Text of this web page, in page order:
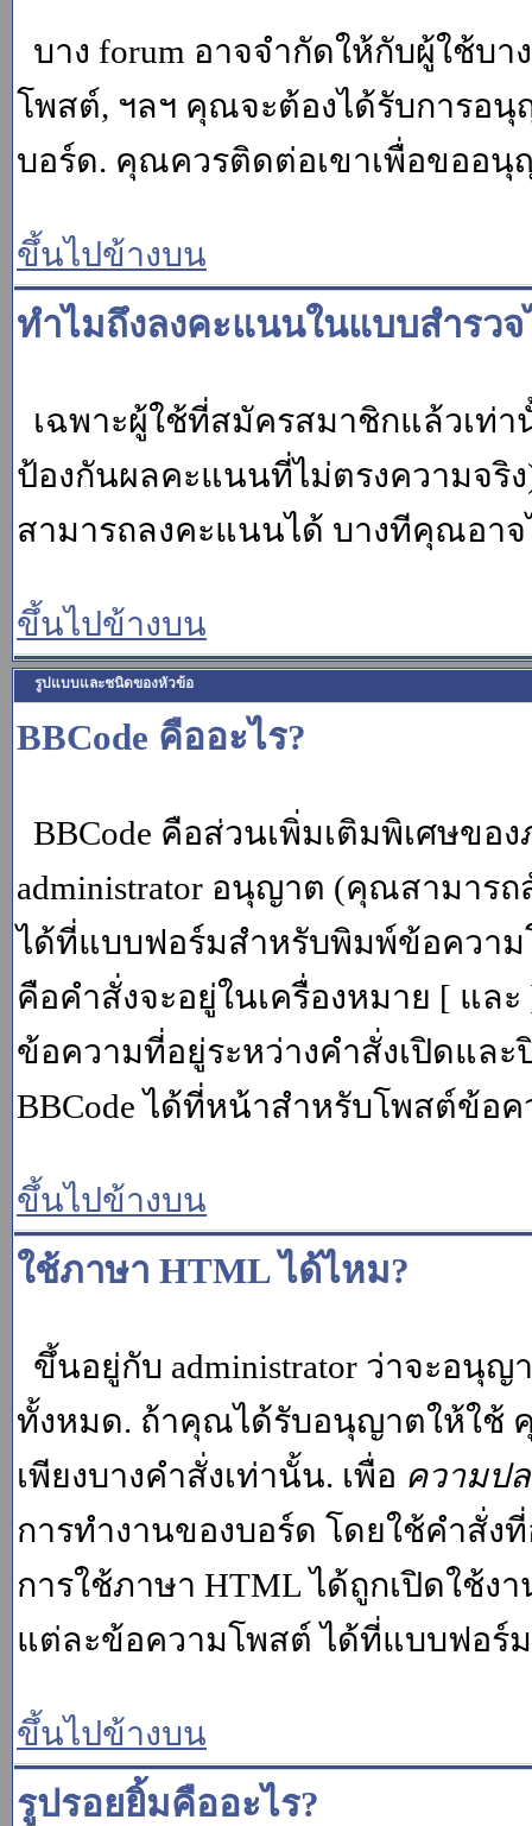
บาง forum อาจจำกัดให้กับผู้ใช้บ
โพสต์, ฯลฯ คุณจะต้องได้รับการอนุ
บอร์ด. คุณควรติดต่อเขาเพื่อขออนุ
ขึ้นไปข้างบน
ทำไมถึงลงคะแนนในแบบสำรวจ
เฉพาะผู้ใช้ที่สมัครสมาชิกแล้วเท่
ป้องกันผลคะแนนที่ไม่ตรงความจ
สามารถลงคะแนนได้ บางทีคุณอา
ขึ้นไปข้างบน
รูปแบบและชนิดของหัวข้อ
BBCode คืออะไร?
BBCode คือส่วนเพิ่มเติมพิเศษขอ
administrator อนุญาต (คุณสามาร
ได้ที่แบบฟอร์มสำหรับพิมพ์ข้อความ
คือคำสั่งจะอยู่ในเครื่องหมาย [ แล
ข้อความที่อยู่ระหว่างคำสั่งเปิดแล
BBCode ได้ที่หน้าสำหรับโพสต์ข้อค
ขึ้นไปข้างบน
ใช้ภาษา HTML ได้ไหม?
ขึ้นอยู่กับ administrator ว่าจะอนุ
ทั้งหมด. ถ้าคุณได้รับอนุญาตให้ใช้
เพียงบางคำสั่งเท่านั้น. เพื่อ ความป
การทำงานของบอร์ด โดยใช้คำสั่ง
การใช้ภาษา HTML ได้ถูกเปิดใช้
แต่ละข้อความโพสต์ ได้ที่แบบฟอร์
ขึ้นไปข้างบน
รูปรอยยิ้มคืออะไร?